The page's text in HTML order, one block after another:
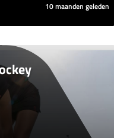
10 maanden geleden